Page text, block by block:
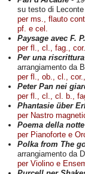
su testo di
per ms., flauto
pf. e cel.
Paysage avec F. P.
per fl., cl., fag.,
Per una
arrangiamento da
per fl., ob., cl.,
Peter Pan nei
per fl., cl., cl. b.,
Phantasie über
per Nastro
Poema della notte
per Pianoforte e
Polka from The
arrangiamento da
per Violino e